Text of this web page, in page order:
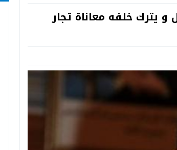
و يترك خلفه معاناة تجار